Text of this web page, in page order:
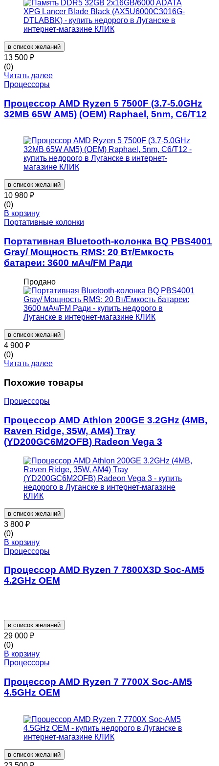
в список желаний
13 500 ₽
(0)
Читать далее
Процессоры
Процессор AMD Ryzen 5 7500F (3.7-5.0GHz
32MB 65W AM5) (OEM) Raphael, 5nm, C6/T12
в список желаний
10 980 ₽
(0)
В корзину
Портативные колонки
Портативная Bluetooth-колонка BQ PBS4001
Gray/ Мощность RMS: 20 Вт/Емкость
батареи: 3600 мАч/FM Ради
Продано
в список желаний
4 900 ₽
(0)
Читать далее
Похожие товары
Процессоры
Процессор AMD Athlon 200GE 3.2GHz (4MB,
Raven Ridge, 35W, AM4) Tray
(YD200GC6M2OFB) Radeon Vega 3
в список желаний
3 800 ₽
(0)
В корзину
Процессоры
Процессор AMD Ryzen 7 7800X3D Soc-AM5
4.2GHz OEM
в список желаний
29 000 ₽
(0)
В корзину
Процессоры
Процессор AMD Ryzen 7 7700X Soc-AM5
4.5GHz OEM
в список желаний